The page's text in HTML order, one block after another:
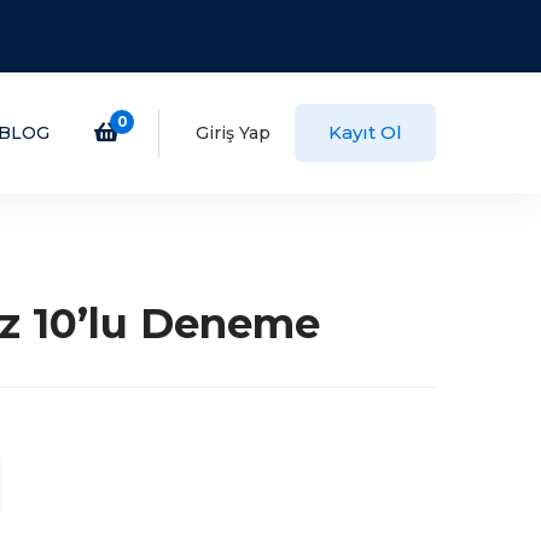
BLOG
0
Giriş Yap Kayıt Ol
10’lu Deneme